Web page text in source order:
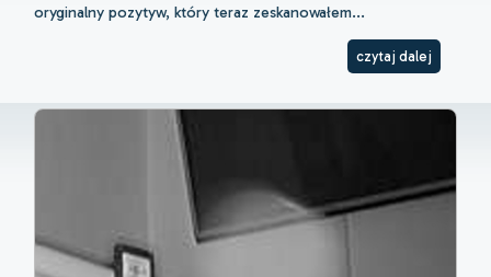
oryginalny pozytyw, który teraz zeskanowałem...
czytaj dalej